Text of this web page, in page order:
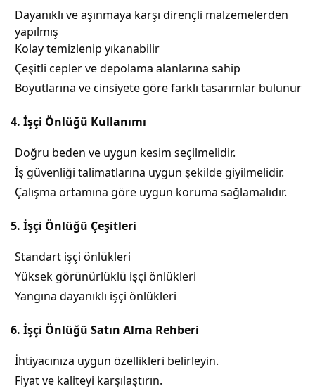
Dayanıklı ve aşınmaya karşı dirençli malzemelerden
yapılmış
Kolay temizlenip yıkanabilir
Çeşitli cepler ve depolama alanlarına sahip
Boyutlarına ve cinsiyete göre farklı tasarımlar bulunur
4. İşçi Önlüğü Kullanımı
Doğru beden ve uygun kesim seçilmelidir.
İş güvenliği talimatlarına uygun şekilde giyilmelidir.
Çalışma ortamına göre uygun koruma sağlamalıdır.
5. İşçi Önlüğü Çeşitleri
Standart işçi önlükleri
Yüksek görünürlüklü işçi önlükleri
Yangına dayanıklı işçi önlükleri
6. İşçi Önlüğü Satın Alma Rehberi
İhtiyacınıza uygun özellikleri belirleyin.
Fiyat ve kaliteyi karşılaştırın.